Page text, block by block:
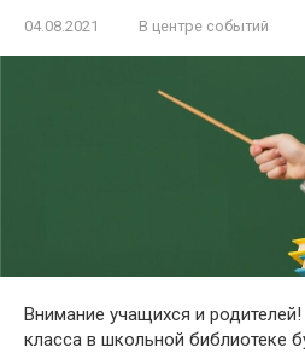
04.08.2021 В центре событий
Внимание учащихся и
класса в школьной библиотеке